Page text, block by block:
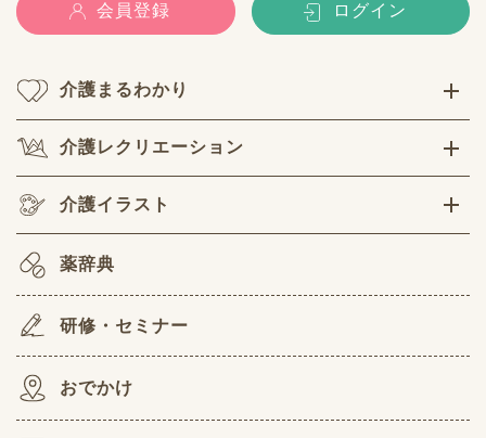
会員登録 ログイン
介護まるわかり
介護レクリエーション
介護イラスト
薬辞典
研修・セミナー
おでかけ